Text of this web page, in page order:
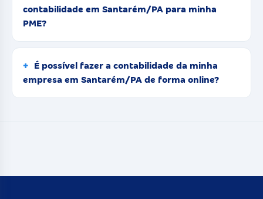
contabilidade em Santarém/PA para minha
PME?
É possível fazer a contabilidade da minha
empresa em Santarém/PA de forma online?